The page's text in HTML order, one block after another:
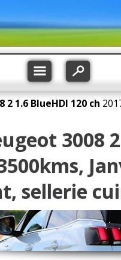
2 1.6 BlueHDI 120 ch
3008
sellerie